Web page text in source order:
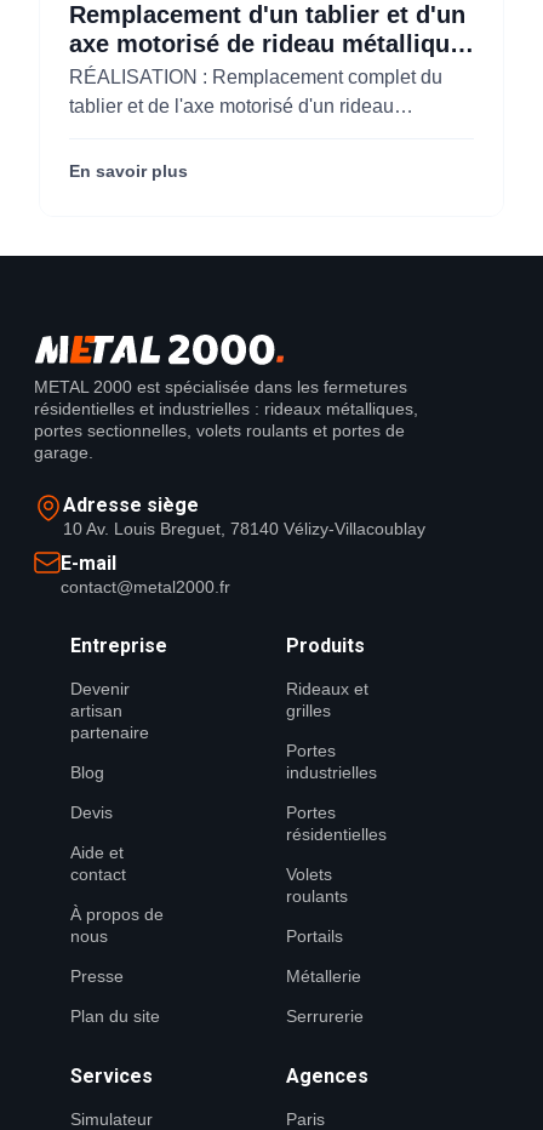
Remplacement d'un tablier et d'un
axe motorisé de rideau métallique
pour M'CHADAL (Optical Center)
(95)
RÉALISATION : Remplacement complet du
tablier et de l'axe motorisé d'un rideau
Center) (95290).
En savoir plus
METAL 2000 est spécialisée dans les fermetures
résidentielles et industrielles : rideaux métalliques,
portes sectionnelles, volets roulants et portes de
garage.
Adresse siège
10 Av. Louis Breguet, 78140 Vélizy-Villacoublay
E-mail
contact@metal2000.fr
Entreprise
Devenir
artisan
partenaire
Blog
Devis
Aide et
contact
À propos de
nous
Presse
Plan du site
Produits
Rideaux et
grilles
Portes
industrielles
Portes
résidentielles
Volets
roulants
Portails
Métallerie
Serrurerie
Services
Simulateur
Agences
Paris